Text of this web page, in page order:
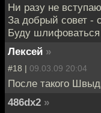
Ни разу не
За добрый совет -
Буду
Лексей »
#18 | 09.03.09 20:04
После такого
486dx2 »